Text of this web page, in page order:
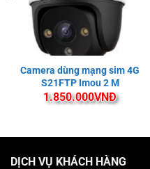
Camera dùng mạng sim 4G
S21FTP Imou 2 M
1.850.000VNĐ
DỊCH VỤ KHÁCH HÀNG